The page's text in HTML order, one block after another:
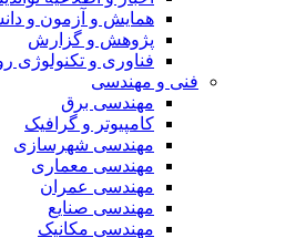
همایش و آزمون و دانشگاه
پژوهش و گزارش
فناوری و تکنولوژی روز
فنی و مهندسی
مهندسی برق
کامپیوتر و گرافیک
مهندسی شهرسازی
مهندسی معماری
مهندسی عمران
مهندسی صنایع
مهندسی مکانیک